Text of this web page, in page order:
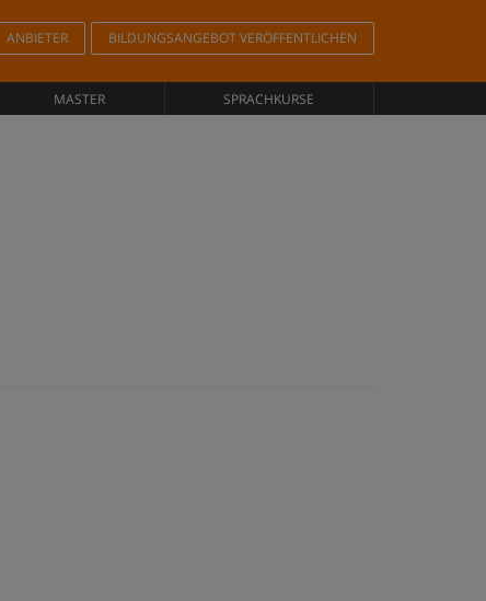
ANBIETER BILDUNGSANGEBOT VERÖFFENTLICHEN
MASTER SPRACHKURSE